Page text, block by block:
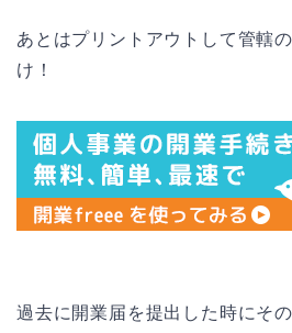
あとはプリントアウトして管轄
け！
過去に開業届を提出した時にそ